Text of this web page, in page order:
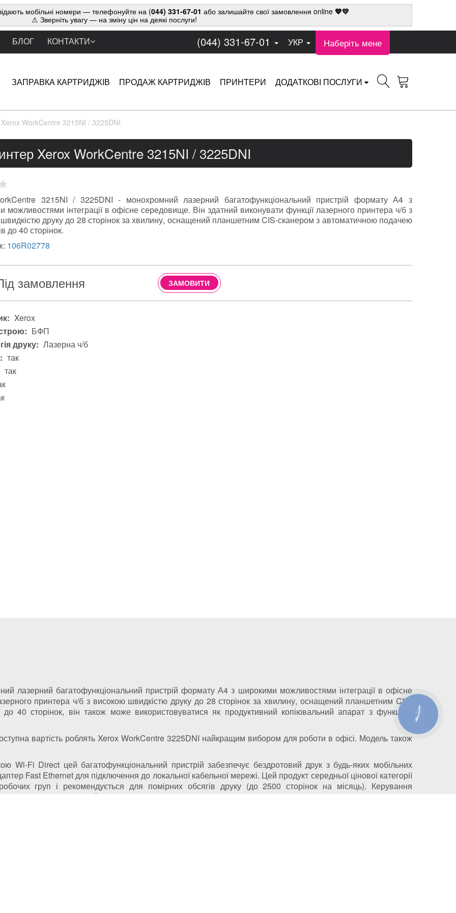
мобільні номери — телефонуйте на (044) 331-67-01 або залишайте свої замовлення online💙💛
⚠ Зверніть увагу — на зміну цін на деякі послуги!
БЛОГ КОНТАКТИ (044) 331-67-01 УКР Наберіть мене
ЗАПРАВКА КАРТРИДЖІВ ПРОДАЖ КАРТРИДЖІВ ПРИНТЕРИ ДОДАТКОВІ ПОСЛУГИ
WorkCentre 3215NI / 3225DNI
Xerox WorkCentre 3215NI / 3225DNI
3215NI / 3225DNI - монохромний лазерний багатофункціональний пристрій формату А4 з
можливостями інтеграції в офісне середовище. Він здатний виконувати функції лазерного принтера ч/б з
друку до 28 сторінок за хвилину, оснащений планшетним CIS-сканером з автоматичною подачею
до 40 сторінок.
106R02778
замовлення ЗАМОВИТИ
Xerox
БФП
друку: Лазерна ч/б
так
так
лазерний багатофункціональний пристрій формату А4 з широкими можливостями інтеграції в офісне
принтера ч/б з високою швидкістю друку до 28 сторінок за хвилину, оснащений планшетним CIS-
40 сторінок, він також може використовуватися як продуктивний копіювальний апарат з функцією
вартість роблять Xerox WorkCentre 3225DNI найкращим вибором для роботи в офісі. Модель також
Wi-Fi Direct цей багатофункціональний пристрій забезпечує бездротовий друк з будь-яких мобільних
Fast Ethernet для підключення до локальної кабельної мережі. Цей продукт середньої цінової категорії
груп і рекомендується для помірних обсягів друку (до 2500 сторінок на місяць). Керування
LCD-екраном, а пристрій також може працювати з сервісами Apple AirPrint, Google Cloud Print і Mopria.
КНОПКА
ЗВ'ЯЗКУ